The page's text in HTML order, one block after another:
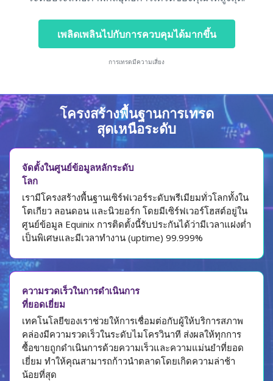
เพลิดเพลินไปกับการควบคุมได้มากขึ้น
การเทรดมีความเสี่ยง
โครงสร้างพื้นฐานการเทรด
สุดเหนือระดับ
จัดตั้งในศูนย์ข้อมูลหลักระดับ
โลก
เรามีโครงสร้างพื้นฐานเซิร์ฟเวอร์ระดับพรีเมียมทั่วโลกทั้งใน
โตเกียว ลอนดอน และนิวยอร์ก โดยมีเซิร์ฟเวอร์โฮสต์อยู่ใน
ศูนย์ข้อมูล Equinix การติดตั้งนี้รับประกันได้ว่ามีเวลาแฝงต่ำ
เป็นพิเศษและมีเวลาทำงาน (uptime) 99.999%
ความรวดเร็วในการดำเนินการ
ที่ยอดเยี่ยม
เทคโนโลยีของเราช่วยให้การเชื่อมต่อกับผู้ให้บริการสภาพ
คล่องมีความรวดเร็วในระดับไมโครวินาที ส่งผลให้ทุกการ
ซื้อขายถูกดำเนินการด้วยความเร็วและความแม่นยำที่ยอด
เยี่ยม ทำให้คุณสามารถก้าวนำตลาดโดยเกิดความล่าช้า
น้อยที่สุด